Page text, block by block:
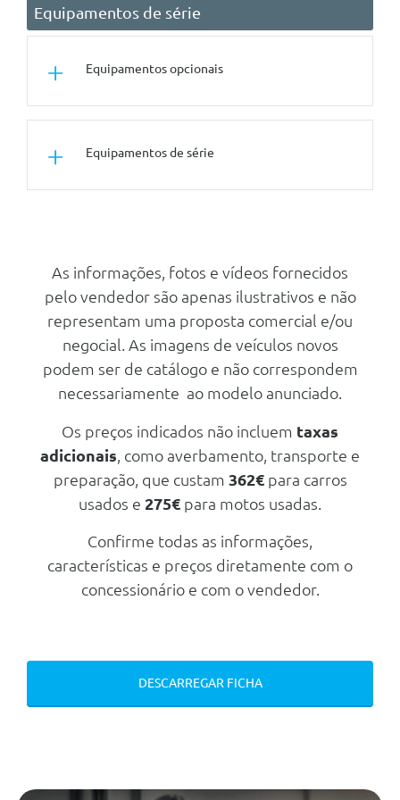
Equipamentos de série
Equipamentos opcionais
Sistema de Navegação
Bluetooth
Caixa Automática
Computador de Bordo
Cruise Control
Ar Condicionado
Pintura Metalizada
Equipamentos de série
Apoio De Braço Dianteiro
Painel De Instrumentos Em
Portugues
Sensor Chuva E Controlo
Automatico De Luzes De
Fecho Automático Das Portas Em
Andamento
Ar Condicionado
Frisos Interiores Quartz Prata
Abs - Sistema De Travagem Anti-
Estacionamento Frontais E
As informações, fotos e vídeos fornecidos
pelo vendedor são apenas ilustrativos e não
representam uma proposta comercial e/ou
negocial. As imagens de veículos novos
podem ser de catálogo e não correspondem
necessariamente ao modelo anunciado.
Os preços indicados não incluem taxas
adicionais , como averbamento, transporte e
preparação, que custam 362€para carros
usados e 275€ para motos usadas.
Confirme todas as informações,
características e preços diretamente com o
concessionário e com o vendedor.
DESCARREGAR FICHA